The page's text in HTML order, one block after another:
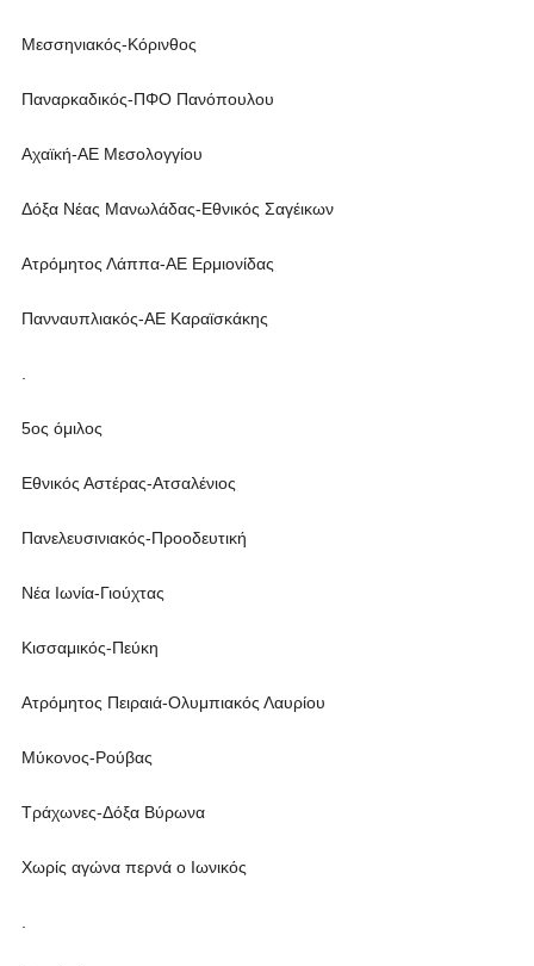
Μεσσηνιακός-Κόρινθος
Παναρκαδικός-ΠΦΟ Πανόπουλου
Αχαϊκή-ΑΕ Μεσολογγίου
Δόξα Νέας Μανωλάδας-Εθνικός Σαγέικων
Ατρόμητος Λάππα-ΑΕ Ερμιονίδας
Πανναυπλιακός-ΑΕ Καραϊσκάκης
5ος όμιλος
Εθνικός Αστέρας-Ατσαλένιος
Πανελευσινιακός-Προοδευτική
Νέα Ιωνία-Γιούχτας
Κισσαμικός-Πεύκη
Ατρόμητος Πειραιά-Ολυμπιακός Λαυρίου
Μύκονος-Ρούβας
Τράχωνες-Δόξα Βύρωνα
Xωρίς αγώνα περνά ο Ιωνικός